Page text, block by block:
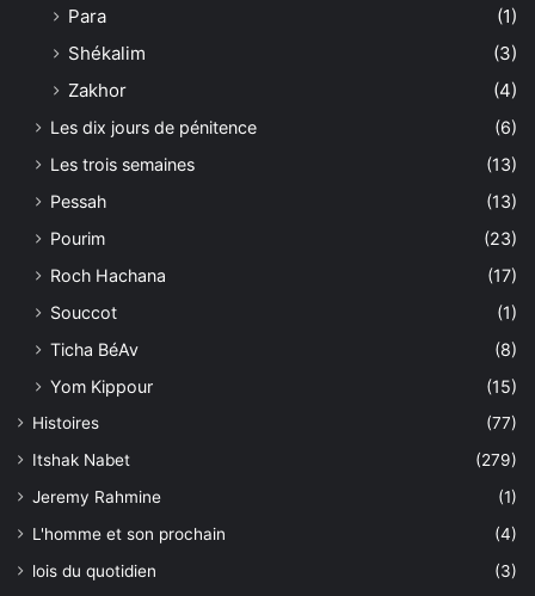
Para
(1)
Shékalim
(3)
Zakhor
(4)
Les dix jours de pénitence
(6)
Les trois semaines
(13)
Pessah
(13)
Pourim
(23)
Roch Hachana
(17)
Souccot
(1)
Ticha BéAv
(8)
Yom Kippour
(15)
Histoires
(77)
Itshak Nabet
(279)
Jeremy Rahmine
(1)
L'homme et son prochain
(4)
lois du quotidien
(3)